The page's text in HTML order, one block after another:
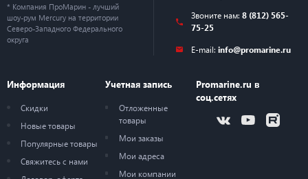
* Компания ПроМарин - лучший
шоу-рум Mercury на территории
Северо-Западного Федерального
округа
Звоните нам: 8 (812) 565-
75-25
E-mail: info@promarine.ru
Информация
Скидки
Новые товары
Популярные товары
Свяжитесь с нами
Учетная запись
Отложенные
товары
Мои заказы
Мои адреса
Мои компании
Promarine.ru в
соц.сетях